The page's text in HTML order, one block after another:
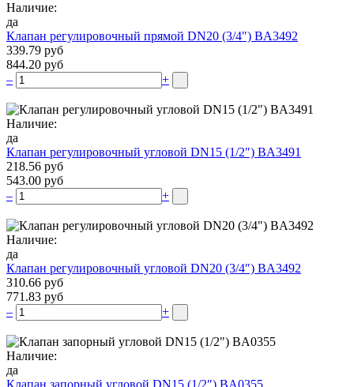
Наличие:
да
Клапан регулировочный прямой DN20 (3/4″) BA3492
339.79 руб
844.20 руб
–
+
Наличие:
да
Клапан регулировочный угловой DN15 (1/2″) BA3491
218.56 руб
543.00 руб
–
+
Наличие:
да
Клапан регулировочный угловой DN20 (3/4″) BA3492
310.66 руб
771.83 руб
–
+
Наличие:
да
Клапан запорный угловой DN15 (1/2″) BA0355